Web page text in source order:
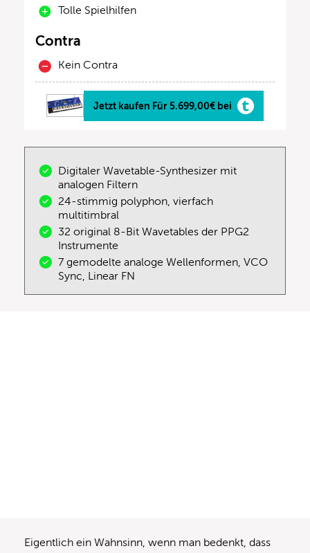
Tolle Spielhilfen
Contra
Kein Contra
Jetzt kaufen Für 5.699,00€ bei
Digitaler Wavetable-Synthesizer mit
analogen Filtern
24-stimmig polyphon, vierfach
multitimbral
32 original 8-Bit Wavetables der PPG2
Instrumente
7 gemodelte analoge Wellenformen, VCO
Sync, Linear FN
Eigentlich ein Wahnsinn, wenn man bedenkt, dass